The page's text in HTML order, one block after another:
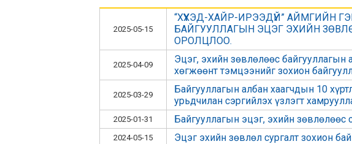
2025-05-15
“ХҮҮХЭД-ХАЙР-ИРЭЭДҮЙ” АЙМГИЙН
БАЙГУУЛЛАГЫН ЭЦЭГ ЭХИЙН
ОРОЛЦЛОО.
2025-04-09
Эцэг, эхийн зөвлөлөөс байгууллагын
хөгжөөнт тэмцээнийг зохион
2025-03-29
Байгууллагын албан хаагчдын 10
урьдчилан сэргийлэх үзлэгт
2025-01-31 Байгууллагын эцэг, эхийн зөвлөлөөс
2024-05-15 Эцэг эхийн зөвлөл сургалт зохион